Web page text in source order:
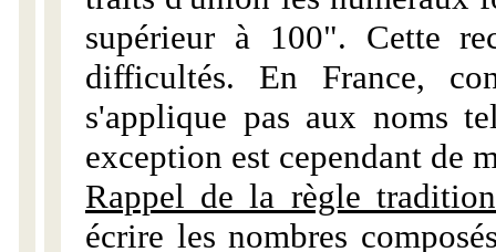
supérieur à 100". Cette
difficultés. En France,
s'applique pas aux noms
exception est cependant de
Rappel de la règle
écrire les nombres